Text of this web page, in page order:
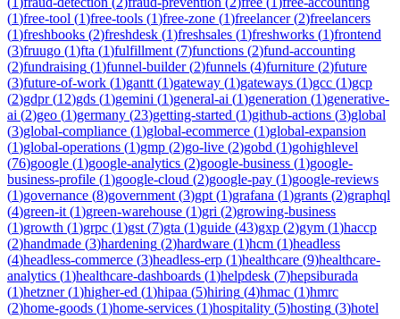
(1)free-tool (1)free-tools (1)free-zone (1)freelancer(2)freelancers
(1)freshbooks (2)freshdesk (1)freshsales (1)freshworks (1)frontend
(3)fruugo (1)fta (1)fulfillment (7)functions (2)fund-accounting
(2)fundraising (1)funnel-builder(2)funnels (4)furniture (2)future
(3)future-of-work (1)gantt (1)gateway (1)gateways (1)gcc (1)gcp
(2)gdpr(12)gds (1)gemini (1)general-ai (1)generation (1)generative-
ai (2)geo (1)germany (23)getting-started (1)github-actions (3)global
(3)global-compliance (1)global-ecommerce (1)global-expansion
(1)global-operations (1)gmp (2)go-live (2)gobd (1)gohighlevel
(76)google (1)google-analytics (2)google-business (1)google-
business-profile (1)google-cloud (2)google-pay (1)google-reviews
(1)governance (8)government (3)gpt (1)grafana (1)grants (2)graphql
(4)green-it (1)green-warehouse (1)gri (2)growing-business
(1)growth (1)grpc (1)gst (7)gta (1)guide (43)gxp (2)gym (1)haccp
(2)handmade (3)hardening (2)hardware (1)hcm (1)headless
(4)headless-commerce (3)headless-erp (1)healthcare (9)healthcare-
analytics (1)healthcare-dashboards (1)helpdesk (7)hepsiburada
(1)hetzner(1)higher-ed (1)hipaa (5)hiring (4)hmac (1)hmrc
(2)home-goods (1)home-services (1)hospitality (5)hosting (3)hotel